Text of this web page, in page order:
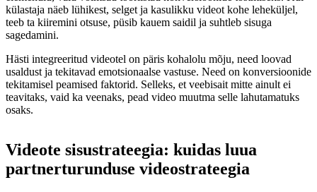
külastaja näeb lühikest, selget ja kasulikku videot kohe leheküljel,
teeb ta kiiremini otsuse, püsib kauem saidil ja suhtleb sisuga
sagedamini.
Hästi integreeritud videotel on päris kohalolu mõju, need loovad
usaldust ja tekitavad emotsionaalse vastuse. Need on konversioonide
tekitamisel peamised faktorid. Selleks, et veebisait mitte ainult ei
teavitaks, vaid ka veenaks, pead video muutma selle lahutamatuks
osaks.
Videote sisustrateegia: kuidas luua
partnerturunduse videostrateegia